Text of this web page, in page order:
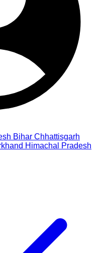
Bihar Chhattisgarh
Himachal Pradesh